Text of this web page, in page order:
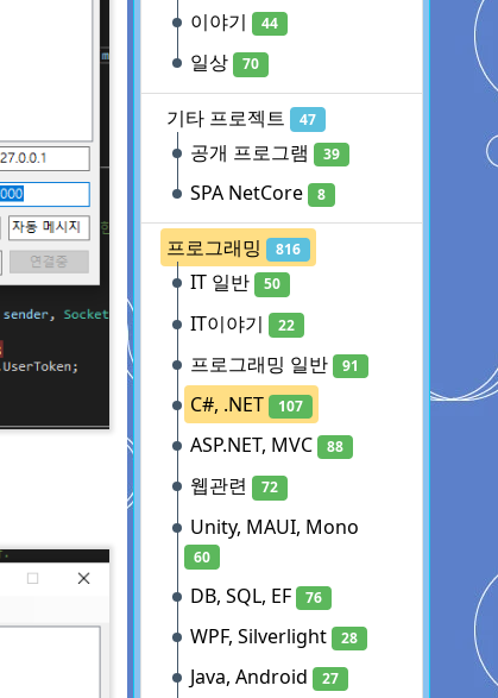
이야기 44
일상 70
기타 프로젝트 47
공개 프로그램 39
SPA NetCore 8
프로그래밍 816
IT 일반 50
IT이야기 22
프로그래밍 일반 91
C#, .NET 107
ASP.NET, MVC 88
웹관련 72
Unity, MAUI, Mono
60
DB, SQL, EF 76
WPF, Silverlight 28
Java, Android 27